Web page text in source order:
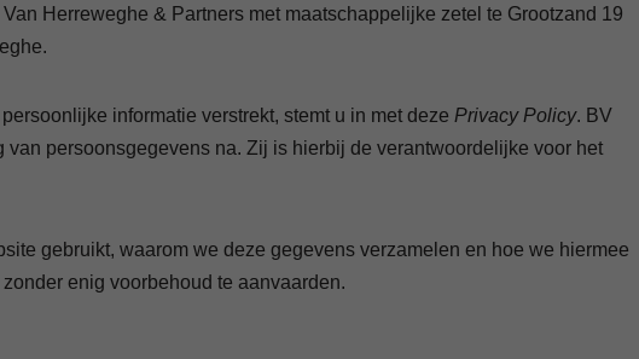
Herreweghe & Partners met maatschappelijke zetel te Grootzand 19
informatie verstrekt, stemt u in met deze Privacy Policy. BV
persoonsgegevens na. Zij is hierbij de verantwoordelijke voor het
gebruikt, waarom we deze gegevens verzamelen en hoe we hiermee
enig voorbehoud te aanvaarden.